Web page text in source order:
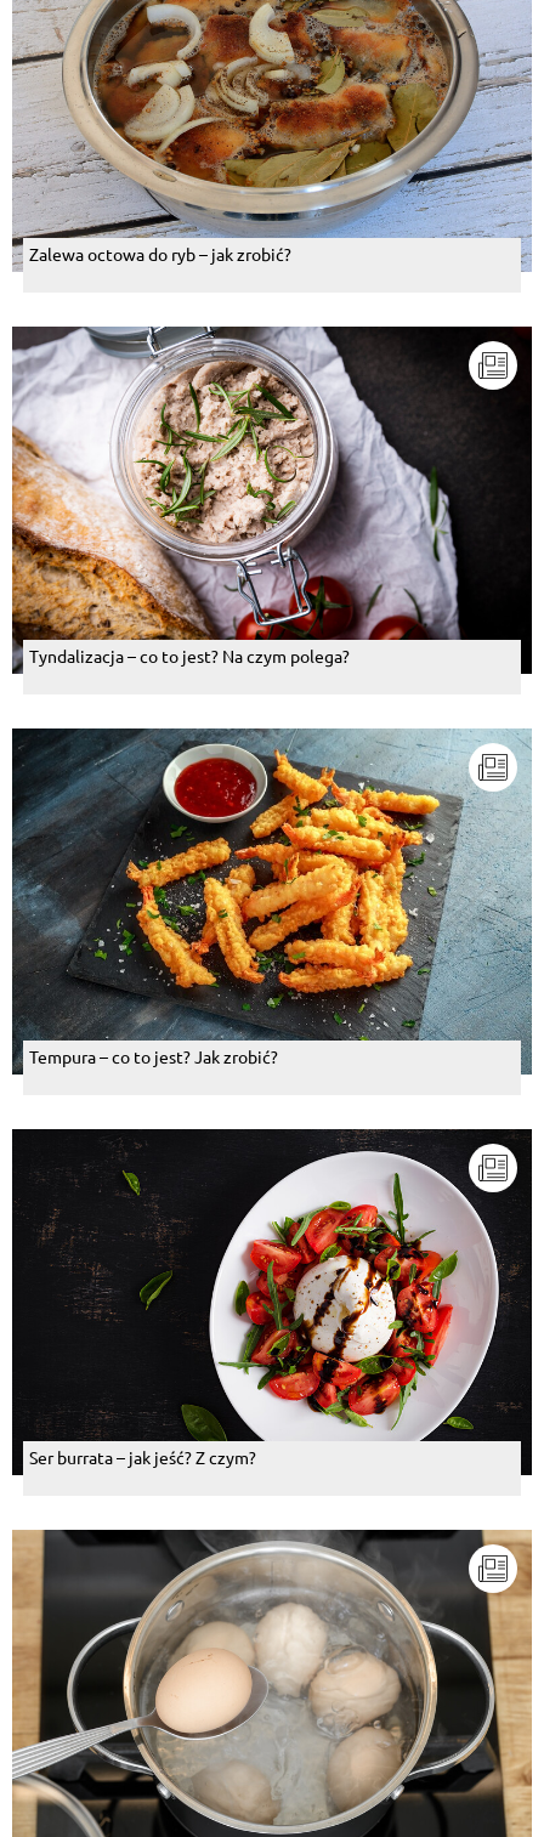
Zalewa octowa do ryb – jak zrobić?
Tyndalizacja – co to jest? Na czym polega?
Tempura – co to jest? Jak zrobić?
Ser burrata – jak jeść? Z czym?